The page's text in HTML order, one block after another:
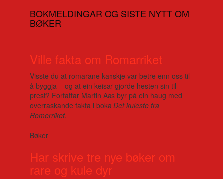
BOKMELDINGAR OG SISTE NYTT OM
BØKER
Ville fakta om Romarriket
Visste du at romarane kanskje var betre enn oss til
å byggja – og at ein keisar gjorde hesten sin til
prest? Forfattar Martin Aas byr på ein haug med
overraskande fakta i boka Det kuleste fra
Romerriket.
Bøker
Har skrive tre nye bøker om
rare og kule dyr